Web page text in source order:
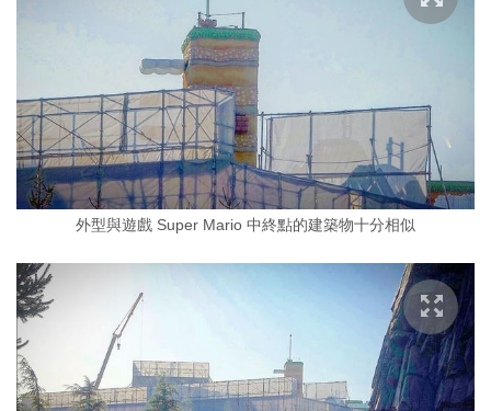
外型與遊戲 Super Mario 中終點的建築物十分相似